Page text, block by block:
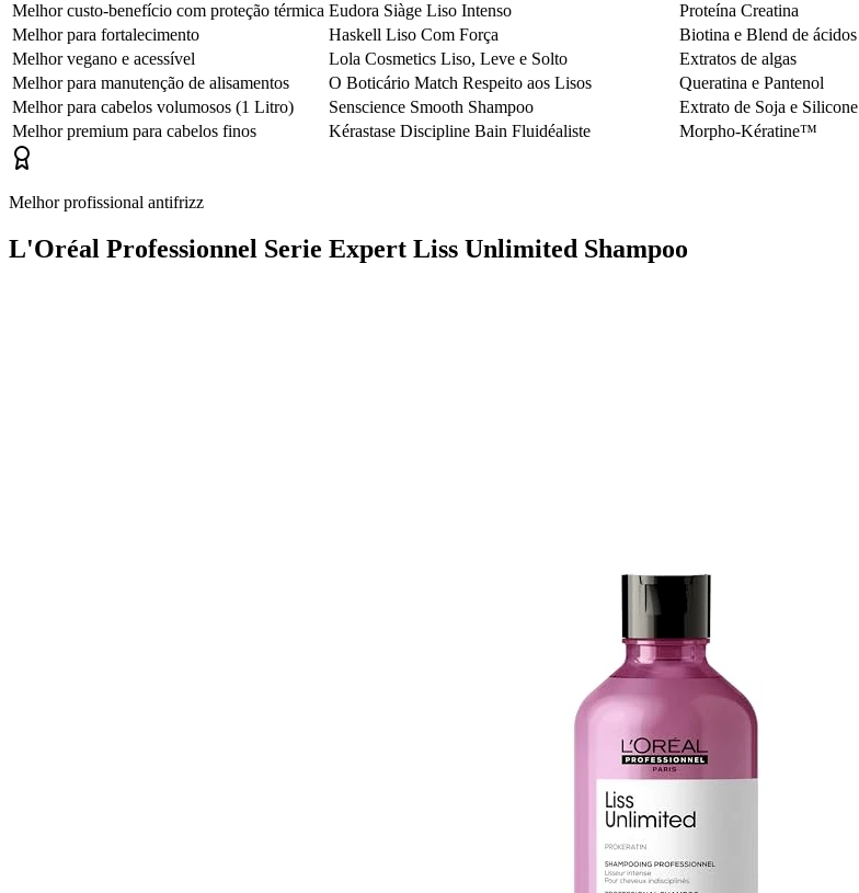
Melhor custo-benefício com proteção térmica Eudora Siàge Liso Intenso Proteína Creatina
Melhor para fortalecimento
Haskell Liso Com Força Biotina e Blend de ácidos
Melhor vegano e acessível
Lola Cosmetics Liso, Leve e Solto Extratos de algas
Melhor para manutenção de alisamentos
O Boticário Match Respeito aos Lisos Queratina e Pantenol
Melhor para cabelos volumosos (1 Litro)
Senscience Smooth Shampoo Extrato de Soja e Silicone
Melhor premium para cabelos finos
Kérastase Discipline Bain Fluidéaliste Morpho-Kératine™
Melhor profissional antifrizz
L'Oréal Professionnel Serie Expert Liss Unlimited Shampoo